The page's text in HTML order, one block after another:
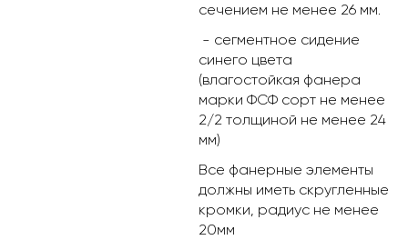
сечением не менее 26 мм.
- сегментное сидение
синего цвета
(влагостойкая фанера
марки ФСФ сорт не менее
2/2 толщиной не менее 24
мм)
Все фанерные элементы
должны иметь скругленные
кромки, радиус не менее
20мм